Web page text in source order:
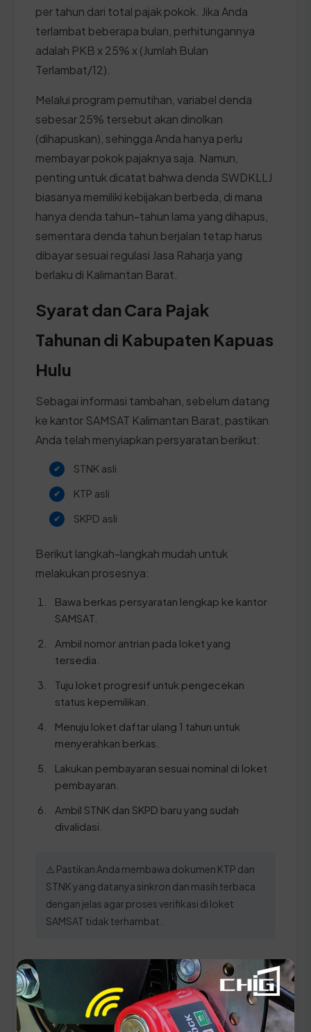
per tahun dari total pajak pokok. Jika Anda
terlambat beberapa bulan, perhitungannya
adalah PKB x 25% x (Jumlah Bulan
Terlambat/12).
Melalui program pemutihan, variabel denda
sebesar 25% tersebut akan dinolkan
(dihapuskan), sehingga Anda hanya perlu
membayar pokok pajaknya saja. Namun,
penting untuk dicatat bahwa denda SWDKLLJ
biasanya memiliki kebijakan berbeda, di mana
hanya denda tahun-tahun lama yang dihapus,
sementara denda tahun berjalan tetap harus
dibayar sesuai regulasi Jasa Raharja yang
berlaku di Kalimantan Barat.
Syarat dan Cara Pajak
Tahunan di Kabupaten Kapuas
Hulu
Sebagai informasi tambahan, sebelum datang
ke kantor SAMSAT Kalimantan Barat, pastikan
Anda telah menyiapkan persyaratan berikut:
STNK asli
KTP asli
SKPD asli
Berikut langkah-langkah mudah untuk
melakukan prosesnya:
Bawa berkas persyaratan lengkap ke kantor
SAMSAT.
Ambil nomor antrian pada loket yang
tersedia.
Tuju loket progresif untuk pengecekan
status kepemilikan.
Menuju loket daftar ulang 1 tahun untuk
menyerahkan berkas.
Lakukan pembayaran sesuai nominal di loket
pembayaran.
Ambil STNK dan SKPD baru yang sudah
divalidasi.
⚠️ Pastikan Anda membawa dokumen KTP dan
STNK yang datanya sinkron dan masih terbaca
dengan jelas agar proses verifikasi di loket
SAMSAT tidak terhambat.
Panduan Pajak 5 Tahunan
(Ganti Plat) di Kalimantan
Barat